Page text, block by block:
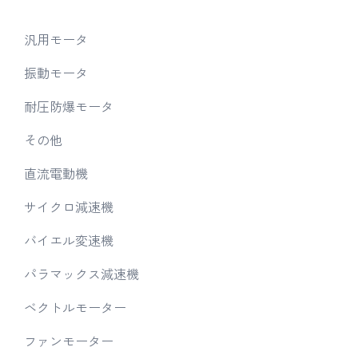
汎用モータ
振動モータ
耐圧防爆モータ
その他
直流電動機
サイクロ減速機
バイエル変速機
パラマックス減速機
ベクトルモーター
ファンモーター